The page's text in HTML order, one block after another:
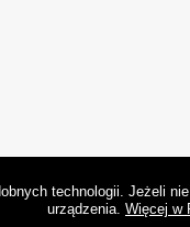
technologii. Jeżeli
urządzenia. Więcej w